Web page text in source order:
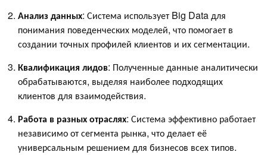
Анализ данных: Система использует Big Data для
понимания поведенческих моделей, что помогает в
создании точных профилей клиентов и их сегментации.
Квалификация лидов: Полученные данные аналитически
обрабатываются, выделяя наиболее подходящих
клиентов для взаимодействия.
Работа в разных отраслях: Система эффективно работает
независимо от сегмента рынка, что делает её
универсальным решением для бизнесов всех типов.